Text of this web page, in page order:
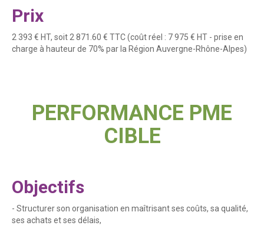
Prix
2 393 € HT, soit 2 871.60 € TTC (coût réel : 7 975 € HT - prise en
charge à hauteur de 70% par la Région Auvergne-Rhône-Alpes)
PERFORMANCE PME
CIBLE
Objectifs
- Structurer son organisation en maîtrisant ses coûts, sa qualité,
ses achats et ses délais,